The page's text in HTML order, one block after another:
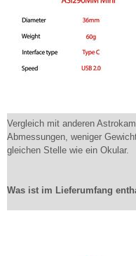
Vergleich mit anderen
Abmessungen, weniger
gleichen Stelle wie ein Okular.
Was ist im Lieferumfang